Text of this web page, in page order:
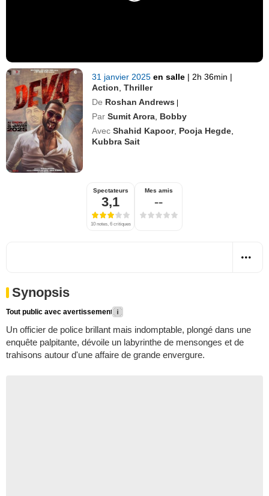
31 janvier 2025en salle | 2h 36min |
Action ,Thriller
De Roshan Andrews |
Par Sumit Arora Bobby
Avec Shahid Kapoor, Pooja Hegde
Kubbra Sait
Spectateurs
3,1
10 notes, 6 critiques
Mes amis
--
Synopsis
Tout public avec avertissement
Un officier de police brillant mais indomptable, plongé dans une
enquête palpitante, dévoile un labyrinthe de mensonges et de
trahisons autour d'une affaire de grande envergure.